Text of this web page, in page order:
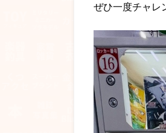
ぜひ一度チャレ